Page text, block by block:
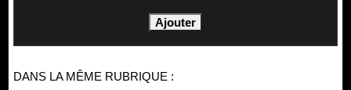
DANS LA MÊME RUBRIQUE :